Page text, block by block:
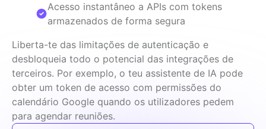
Liberta-te das limitações de autenticação e
desbloqueia todo o potencial das integrações de
terceiros. Por exemplo, o teu assistente de IA pode
obter um token de acesso com permissões do
calendário Google quando os utilizadores pedem
para agendar reuniões.
Acesso instantâneo a APIs com tokens
armazenados de forma segura